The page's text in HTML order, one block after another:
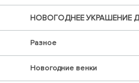
НОВОГОДНЕЕ УКРАШЕНИЕ
Разное
Новогодние венки